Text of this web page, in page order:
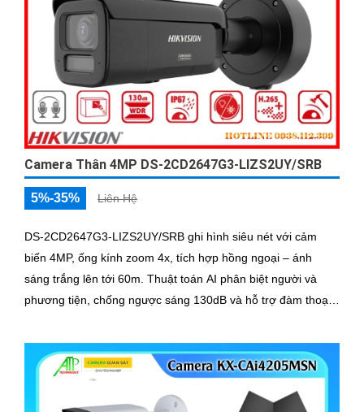
Camera Thân 4MP DS-2CD2647G3-LIZS2UY/SRB
5%-35% Liên Hệ
DS-2CD2647G3-LIZS2UY/SRB ghi hình siêu nét với cảm
biến 4MP, ống kính zoom 4x, tích hợp hồng ngoại – ánh
sáng trắng lên tới 60m. Thuật toán AI phân biệt người và
phương tiện, chống ngược sáng 130dB và hỗ trợ đàm thoại